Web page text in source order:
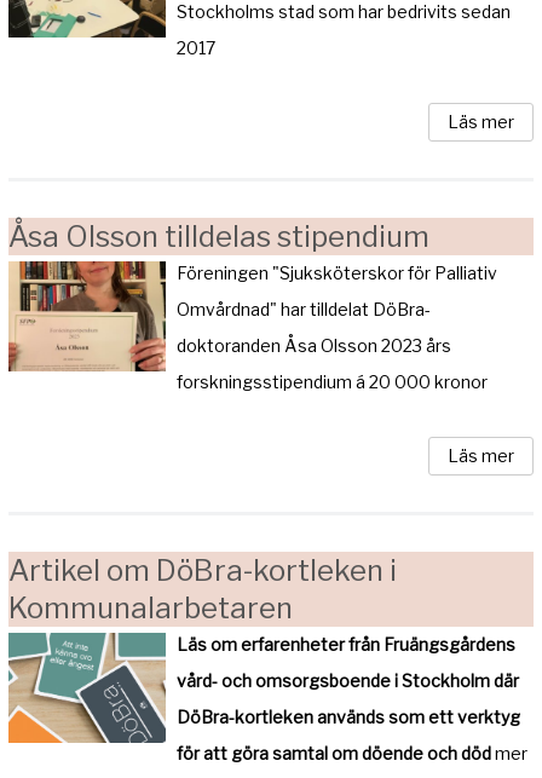
Stockholms stad som har bedrivits sedan
2017
Läs mer
Åsa Olsson tilldelas stipendium
Föreningen "Sjuksköterskor för Palliativ
Omvårdnad" har tilldelat DöBra-
doktoranden Åsa Olsson 2023 års
forskningsstipendium á 20 000 kronor
Läs mer
Artikel om DöBra-kortleken i
Kommunalarbetaren
Läs om erfarenheter från Fruängsgårdens
vård- och omsorgsboende i Stockholm där
DöBra-kortleken används som ett verktyg
för att göra samtal om döende och dödmer